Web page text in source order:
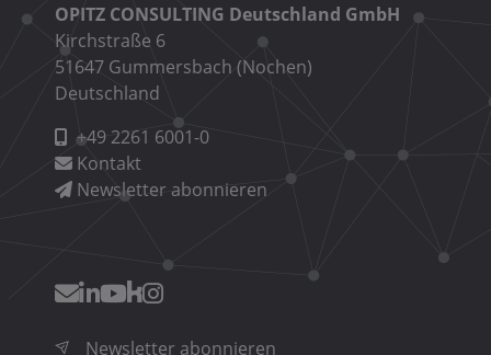
OPITZ CONSULTING Deutschland GmbH
Kirchstraße 6
51647 Gummersbach (Nochen)
Deutschland
+49 2261 6001-0
Kontakt
Newsletter abonnieren
Newsletter abonnieren